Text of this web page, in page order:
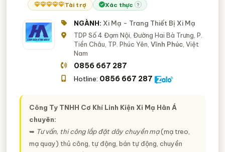
Tài trợ Xác thực ?
NGÀNH: Xi Mạ - Trang Thiết Bị Xi Mạ
TDP Số 4 Đạm Nội, Đường Hai Bà Trưng, P.
Tiền Châu, TP. Phúc Yên,Vĩnh Phúc , Việt
Nam
0856 667 287
Hotline: 0856 667 287
Công Ty TNHH Cơ Khí Linh Kiện Xi Mạ Hân Á
chuyên:
➥ Tư vấn, thi công lắp đặt dây chuyền mạ(mạ treo,
mạ quay) thủ công, tự động, bán tự động, chuyền